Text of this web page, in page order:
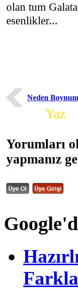
olan tum
esenlikler...
Neden
Yaz
Yorumları
yapmanız